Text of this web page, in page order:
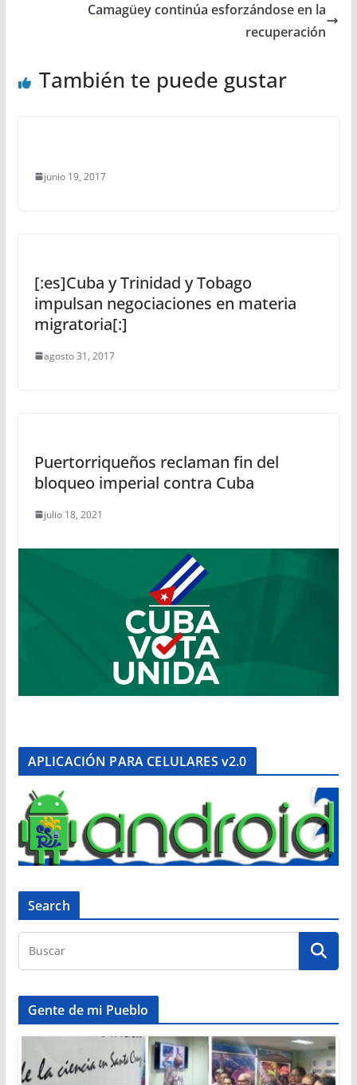
Camagüey continúa esforzándose en la
recuperación
También te puede gustar
junio 19, 2017
[:es]Cuba y Trinidad y Tobago
impulsan negociaciones en materia
migratoria[:]
agosto 31, 2017
Puertorriqueños reclaman fin del
bloqueo imperial contra Cuba
julio 18, 2021
APLICACIÓN PARA CELULARES v2.0
Search
Gente de mi Pueblo